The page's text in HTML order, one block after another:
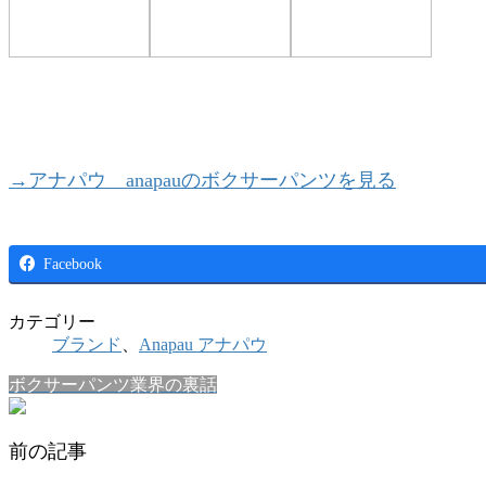
→アナパウ anapauのボクサーパンツを見る
Facebook
カテゴリー
ブランド
Anapau アナパウ
ボクサーパンツ業界の裏話
前の記事